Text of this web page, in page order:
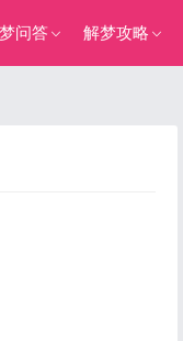
问答 解梦攻略